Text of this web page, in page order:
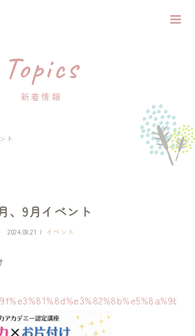
Topics
新着情報
ト
、9月イベント
2024.08.21 イベント